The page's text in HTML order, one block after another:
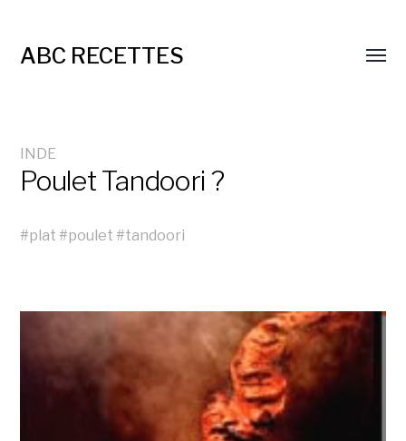
ABC RECETTES
INDE
Poulet Tandoori ?
#plat #poulet #tandoori